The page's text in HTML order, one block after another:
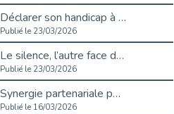
Déclarer son handicap à son employeur : un levier professionnel ?
Publié le 23/03/2026
Le silence, l’autre face du recrutement : un appel au respect des candidats.
Publié le 23/03/2026
Synergie partenariale pour l'Inclusion Professionnelle chez Orange
Publié le 16/03/2026